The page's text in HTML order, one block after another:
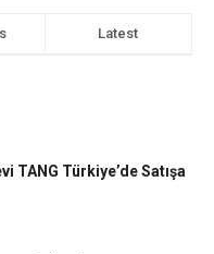
Latest
TANG Türkiye’de Satışa